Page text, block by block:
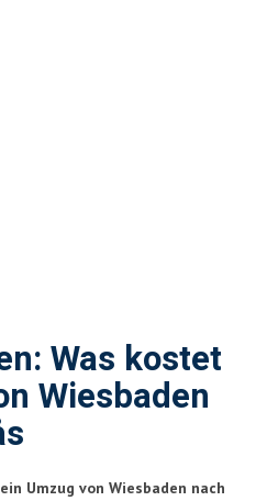
Was kostet
Wiesbaden
Umzug von Wiesbaden nach